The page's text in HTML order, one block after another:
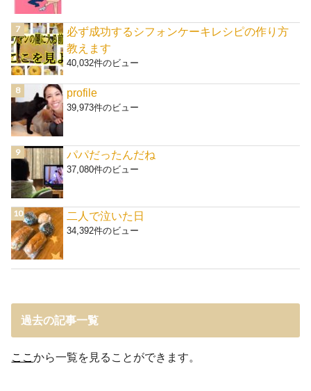
必ず成功するシフォンケーキレシピの作り方
教えます
40,032件のビュー
profile
39,973件のビュー
パパだったんだね
37,080件のビュー
二人で泣いた日
34,392件のビュー
過去の記事一覧
ここから一覧を見ることができます。